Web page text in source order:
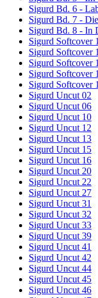
Sigurd Bd. 6 -
Sigurd Bd. 7 -
Sigurd Bd. 8 - In
Sigurd Softcover
Sigurd Softcover
Sigurd Softcover
Sigurd Softcover
Sigurd Softcover
Sigurd Uncut 02
Sigurd Uncut 06
Sigurd Uncut 10
Sigurd Uncut 12
Sigurd Uncut 13
Sigurd Uncut 15
Sigurd Uncut 16
Sigurd Uncut 20
Sigurd Uncut 22
Sigurd Uncut 27
Sigurd Uncut 31
Sigurd Uncut 32
Sigurd Uncut 33
Sigurd Uncut 39
Sigurd Uncut 41
Sigurd Uncut 42
Sigurd Uncut 44
Sigurd Uncut 45
Sigurd Uncut 46